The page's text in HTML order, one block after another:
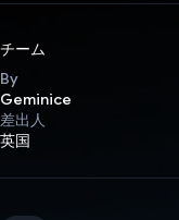
チーム
By
Geminice
差出人
英国